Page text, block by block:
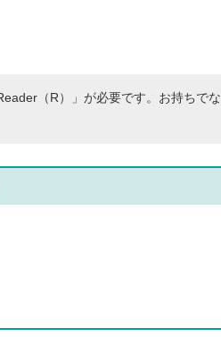
（R）」が必要です。お持ちで